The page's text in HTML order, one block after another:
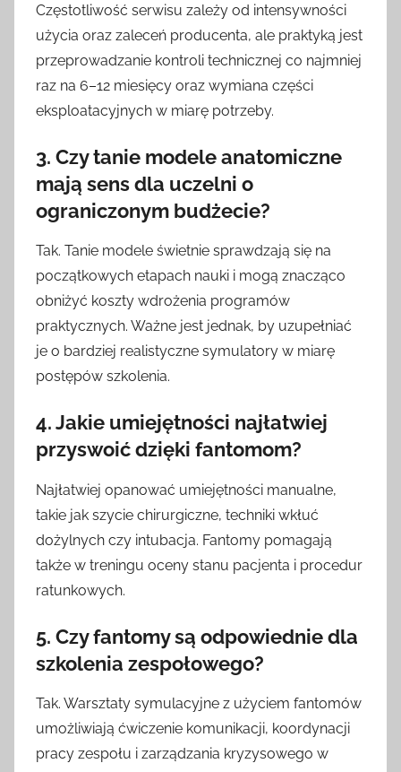
Częstotliwość serwisu zależy od intensywności
użycia oraz zaleceń producenta, ale praktyką jest
przeprowadzanie kontroli technicznej co najmniej
raz na 6–12 miesięcy oraz wymiana części
eksploatacyjnych w miarę potrzeby.
3. Czy tanie modele anatomiczne
mają sens dla uczelni o
ograniczonym budżecie?
Tak. Tanie modele świetnie sprawdzają się na
początkowych etapach nauki i mogą znacząco
obniżyć koszty wdrożenia programów
praktycznych. Ważne jest jednak, by uzupełniać
je o bardziej realistyczne symulatory w miarę
postępów szkolenia.
4. Jakie umiejętności najłatwiej
przyswoić dzięki fantomom?
Najłatwiej opanować umiejętności manualne,
takie jak szycie chirurgiczne, techniki wkłuć
dożylnych czy intubacja. Fantomy pomagają
także w treningu oceny stanu pacjenta i procedur
ratunkowych.
5. Czy fantomy są odpowiednie dla
szkolenia zespołowego?
Tak. Warsztaty symulacyjne z użyciem fantomów
umożliwiają ćwiczenie komunikacji, koordynacji
pracy zespołu i zarządzania kryzysowego w